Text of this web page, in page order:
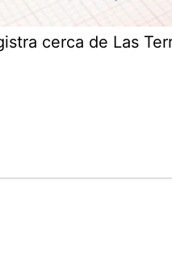
cerca de Las